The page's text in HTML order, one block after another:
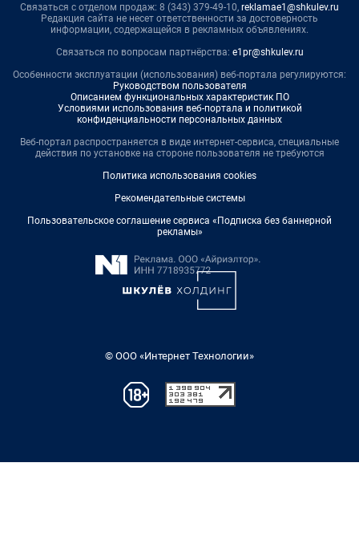
Связаться с отделом продаж: 8 (343) 379-49-10, reklamae1@shkulev.ru
Редакция сайта не несет ответственности за достоверность
информации, содержащейся в рекламных объявлениях.
Связаться по вопросам партнёрства: e1pr@shkulev.ru
Особенности эксплуатации (использования) веб-портала регулируются:
Руководством пользователя
Описанием функциональных характеристик ПО
Условиями использования веб-портала и политикой
конфиденциальности персональных данных
Веб-портал распространяется в виде интернет-сервиса, специальные
действия по установке на стороне пользователя не требуются
Политика использования cookies
Рекомендательные системы
Пользовательское соглашение сервиса «Подписка без баннерной
рекламы»
© ООО «Интернет Технологии»